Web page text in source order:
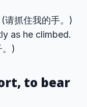
请抓住我的手。)
as he climbed.
。)
to bear